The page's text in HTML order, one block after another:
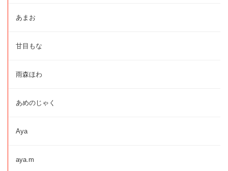
あまお
甘目もな
雨森ほわ
あめのじゃく
Aya
aya.m